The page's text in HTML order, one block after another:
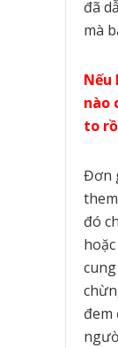
đã
mà
Nếu
nào
to
Đơn
đó
hoặc
đem